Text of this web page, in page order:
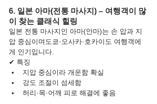
6. 일본 아마(전통 마사지) – 여행객이 많
이 찾는 클래식 힐링
일본 전통 마사지인 아마(안마)는 손 압과 지
압 중심이며도쿄·오사카·호카이도 여행객에
게 인기입니다.
✔ 특징
지압 중심이라 개운함 확실
강도 조절이 섬세함
허리·목·어깨 피로 해결에 좋음